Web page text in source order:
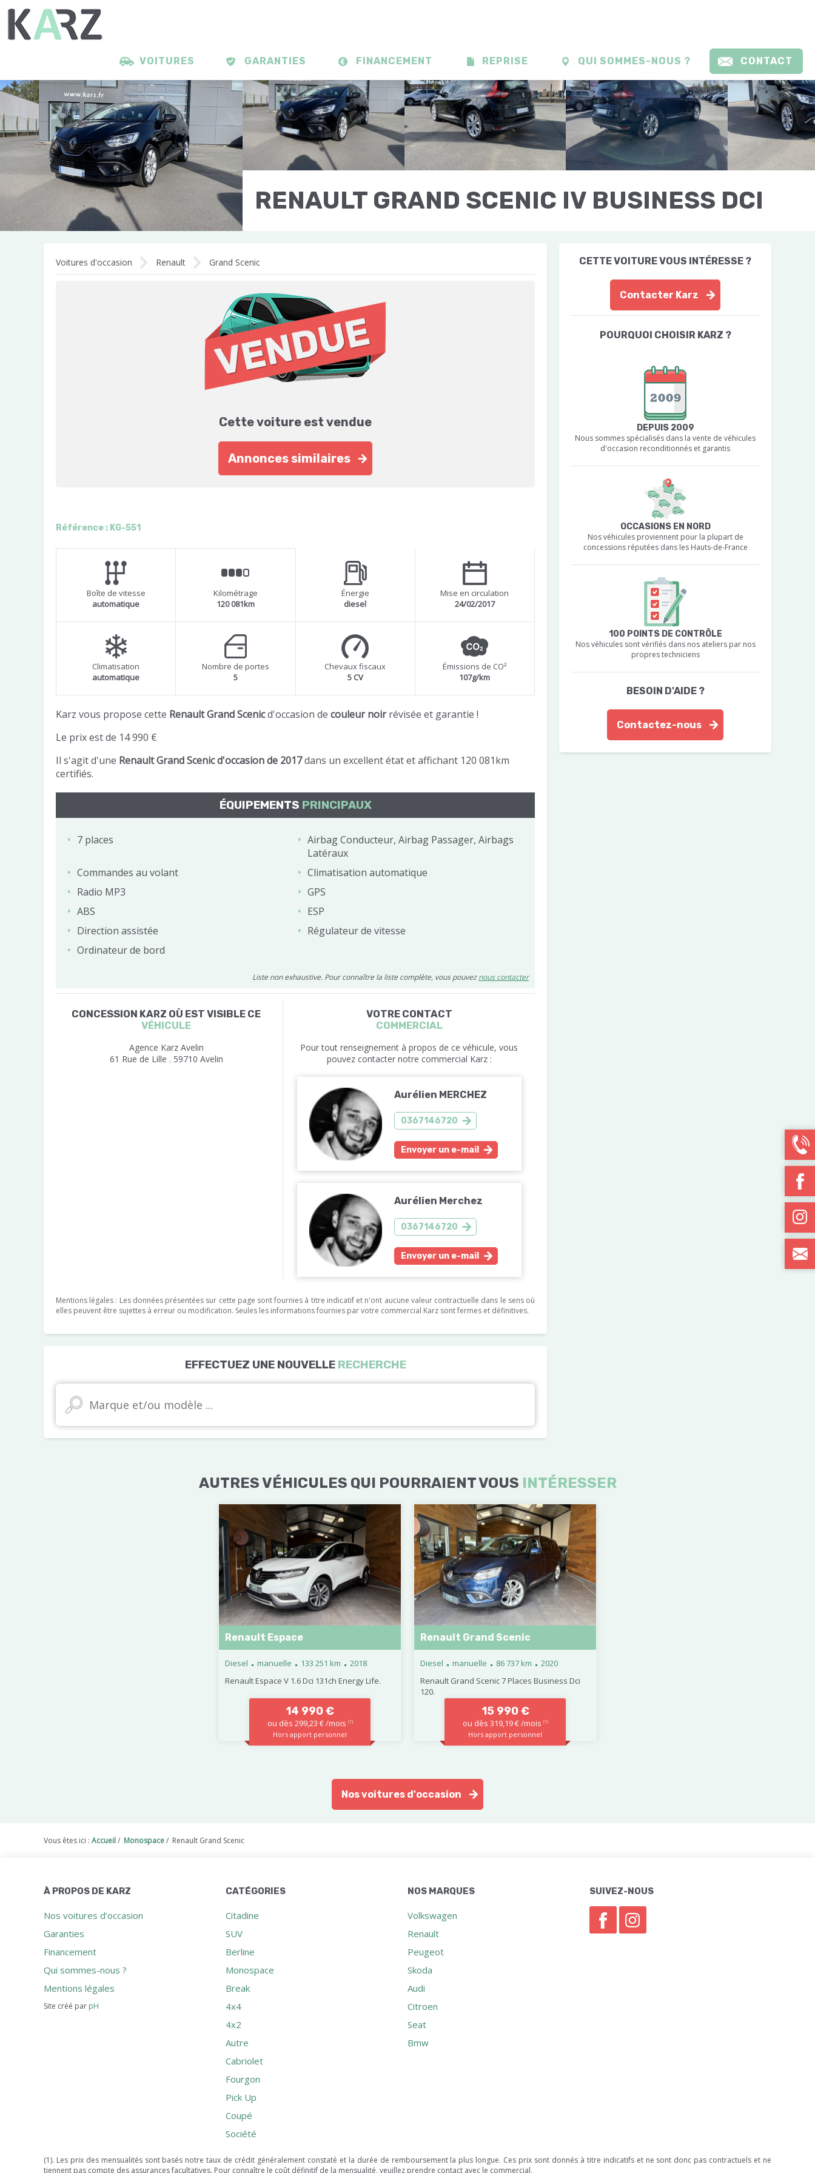
VOITURES GARANTIES FINANCEMENT REPRISE QUI SOMMES-NOUS ? CONTACT
RENAULT GRAND SCENIC IV BUSINESS DCI
110 EDC 7 PLACES
Voitures d'occasion Renault Grand Scenic
Cette voiture est vendue
Annonces similaires
Référence : KG-551
Boîte de vitesse
automatique
Kilométrage
120 081km
Énergie
diesel
Mise en circulation
24/02/2017
Climatisation
automatique
Nombre de portes
5
Chevaux fiscaux
5 CV
Émissions de CO²
107g/km
Karz vous propose cette Renault Grand Scenicd'occasion de couleur noirrévisée et garantie !
Le prix est de 14 990 €
Il s'agit d'une Renault Grand Scenic d'occasion de 2017dans un excellent état et affichant 120 081km
certifiés.
ÉQUIPEMENTS PRINCIPAUX
7 places
Airbag Conducteur, Airbag Passager, Airbags
Latéraux
Commandes au volant
Climatisation automatique
Radio MP3
GPS
ABS
ESP
Direction assistée
Régulateur de vitesse
Ordinateur de bord
Liste non exhaustive. Pour connaître la liste complète, vous pouveznous contacter
CONCESSION KARZ OÙ EST VISIBLE CE
VÉHICULE
Agence Karz Avelin
61 Rue de Lille . 59710 Avelin
VOTRE CONTACT
COMMERCIAL
Pour tout renseignement à propos de ce véhicule, vous
pouvez contacter notre commercial Karz :
Aurélien MERCHEZ
0367146720
Envoyer un e-mail
Aurélien Merchez
0367146720
Envoyer un e-mail
Mentions légales : Les données présentées sur cette page sont fournies à titre indicatif et n'ont aucune valeur contractuelle dans le sens où
elles peuvent être sujettes à erreur ou modification. Seules les informations fournies par votre commercial Karz sont fermes et définitives.
CETTE VOITURE VOUS INTÉRESSE ?
Contacter Karz
POURQUOI CHOISIR KARZ ?
DEPUIS 2009
Nous sommes spécialisés dans la vente de véhicules
d'occasion reconditionnés et garantis
OCCASIONS EN NORD
Nos véhicules proviennent pour la plupart de
concessions réputées dans les Hauts-de-France
100 POINTS DE CONTRÔLE
Nos véhicules sont vérifiés dans nos ateliers par nos
propres techniciens
BESOIN D'AIDE ?
Contactez-nous
EFFECTUEZ UNE NOUVELLE RECHERCHE
AUTRES VÉHICULES QUI POURRAIENT VOUS INTÉRESSER
Renault Espace
Diesel . manuelle . 133 251 km . 2018
Renault Espace V 1.6 Dci 131ch Energy Life.
14 990 €
ou dès 299,23 € /mois (1)
Hors apport personnel
Renault Grand Scenic
Diesel . manuelle . 86 737 km . 2020
Renault Grand Scenic 7 Places Business Dci
120.
15 990 €
ou dès 319,19 € /mois (1)
Hors apport personnel
Nos voitures d'occasion
Vous êtes ici : Accueil/ Monospace/ Renault Grand Scenic
À PROPOS DE KARZ
Nos voitures d'occasion
Garanties
Financement
Qui sommes-nous ?
Mentions légales
Site créé par pH
CATÉGORIES
Citadine
SUV
Berline
Monospace
Break
4x4
4x2
Autre
Cabriolet
Fourgon
Pick Up
Coupé
Société
NOS MARQUES
Volkswagen
Renault
Peugeot
Skoda
Audi
Citroen
Seat
Bmw
SUIVEZ-NOUS
(1). Les prix des mensualités sont basés notre taux de crédit généralement constaté et la durée de remboursement la plus longue. Ces prix sont donnés à titre indicatifs et ne sont donc pas contractuels et ne
tiennent pas compte des assurances facultatives. Pour connaître le coût définitif de la mensualité, veuillez prendre contact avec le commercial.